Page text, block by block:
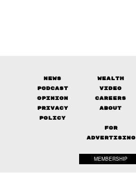
News Wealth
Podcast
Video
Opinion
Careers
Privacy
Policy
About
FOR
ADVERTISING
MEMBERSHIP